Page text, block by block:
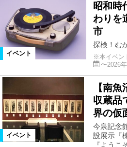
イベント
昭和時
わりを
市
探検！む
※本イベン
〜2026
イベント
【南
収蔵品
界の仮
今泉記念
設展示『
『ようこ